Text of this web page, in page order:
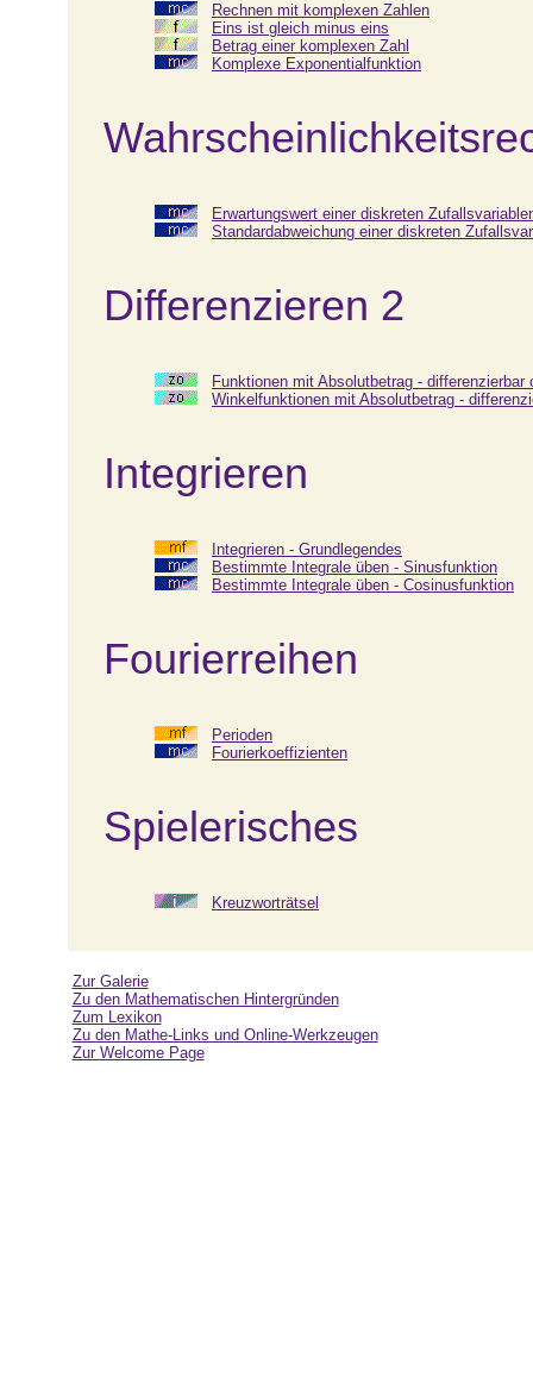
Rechnen mit komplexen Zahlen
Eins ist gleich minus eins
Betrag einer komplexen Zahl
Komplexe Exponentialfunktion
Erwartungswert einer diskreten
Standardabweichung einer diskreten
Differenzieren 2
Funktionen mit Absolutbetrag - differenzierbar
Winkelfunktionen mit Absolutbetrag -
Integrieren
Integrieren - Grundlegendes
Bestimmte Integrale üben - Sinusfunktion
Bestimmte Integrale üben - Cosinusfunktion
Fourierreihen
Perioden
Fourierkoeffizienten
Spielerisches
Kreuzworträtsel
Zur Galerie
Zu den Mathematischen Hintergründen
Zum Lexikon
Zu den Mathe-Links und Online-Werkzeugen
Zur Welcome Page